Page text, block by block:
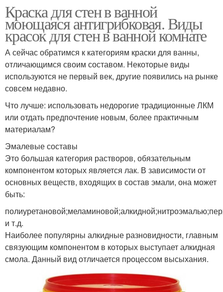
Краска для стен в ванной
моющаяся антигрибковая. Виды
красок для стен в ванной комнате
А сейчас обратимся к категориям краски для ванны,
отличающимся своим составом. Некоторые виды
используются не первый век, другие появились на рынке
совсем недавно.
Что лучше: использовать недорогие традиционные ЛКМ
или отдать предпочтение новым, более практичным
материалам?
Эмалевые составы
Это большая категория растворов, обязательным
компонентом которых является лак. В зависимости от
основных веществ, входящих в состав эмали, она может
быть:
и т.д.
Наиболее популярны алкидные разновидности, главным
связующим компонентом в которых выступает алкидная
смола. Данный вид отличается процессом высыхания.